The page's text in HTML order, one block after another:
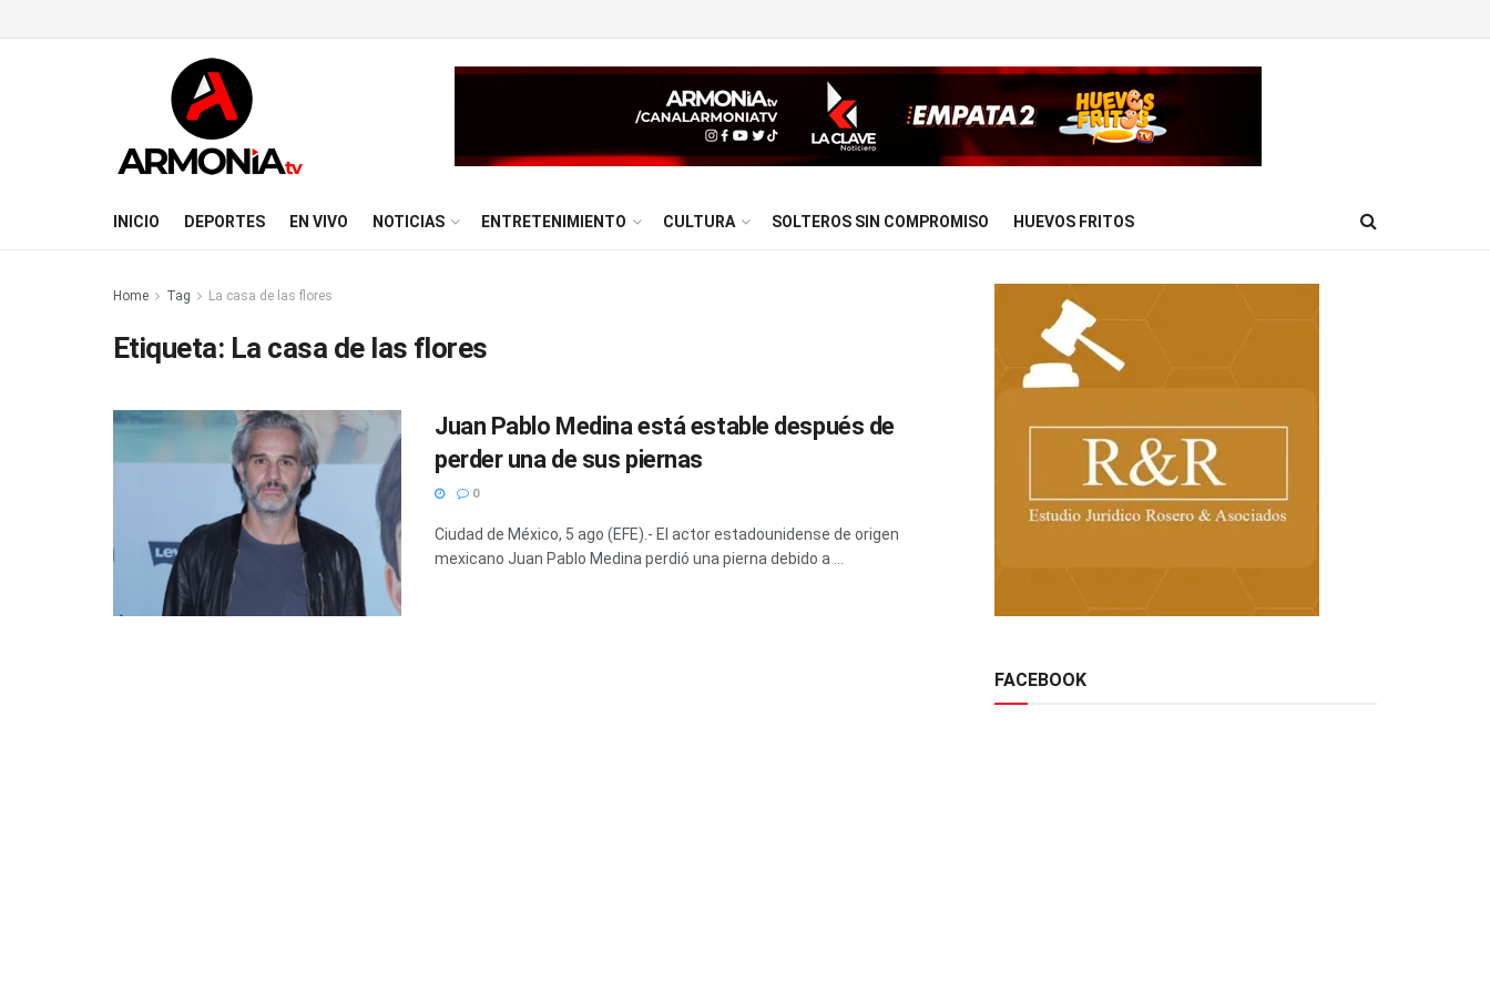
INICIO DEPORTES EN VIVO NOTICIAS ENTRETENIMIENTO CULTURA SOLTEROS SIN COMPROMISO HUEVOS FRITOS
Home Tag La casa de las flores
Etiqueta: La casa de las flores
Juan Pablo Medina está estable después de
perder una de sus piernas
0
Ciudad de México, 5 ago (EFE).- El actor estadounidense de origen
mexicano Juan Pablo Medina perdió una pierna debido a ...
FACEBOOK